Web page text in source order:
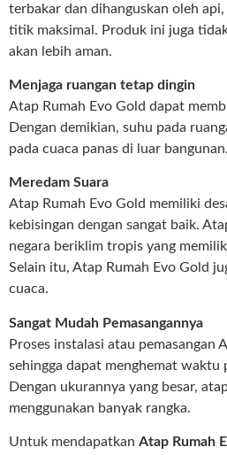
terbakar dan dihanguskan oleh
titik maksimal. Produk ini juga
akan lebih aman.
Menjaga ruangan tetap dingin
Atap Rumah Evo Gold dapat
Dengan demikian, suhu pada
pada cuaca panas di luar bangunan.
Meredam Suara
Atap Rumah Evo Gold memiliki
kebisingan dengan sangat baik.
negara beriklim tropis yang
Selain itu, Atap Rumah Evo Gold
cuaca.
Sangat Mudah Pemasangannya
Proses instalasi atau pemasangan
sehingga dapat menghemat waktu
Dengan ukurannya yang besar,
menggunakan banyak rangka.
Untuk mendapatkan Atap Rumah